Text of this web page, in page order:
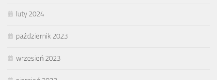
luty 2024
październik 2023
wrzesień 2023